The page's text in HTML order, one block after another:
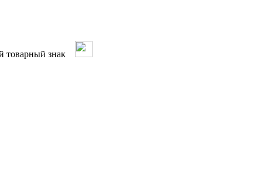
товарный знак